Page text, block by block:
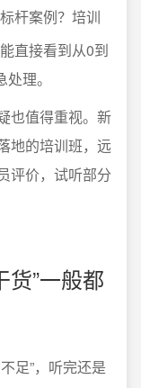
杆案例？培训
直接看到从0到
理。
也值得重视。新
地的培训班，远
评价，试听部分
货”一般都
足”，听完还是